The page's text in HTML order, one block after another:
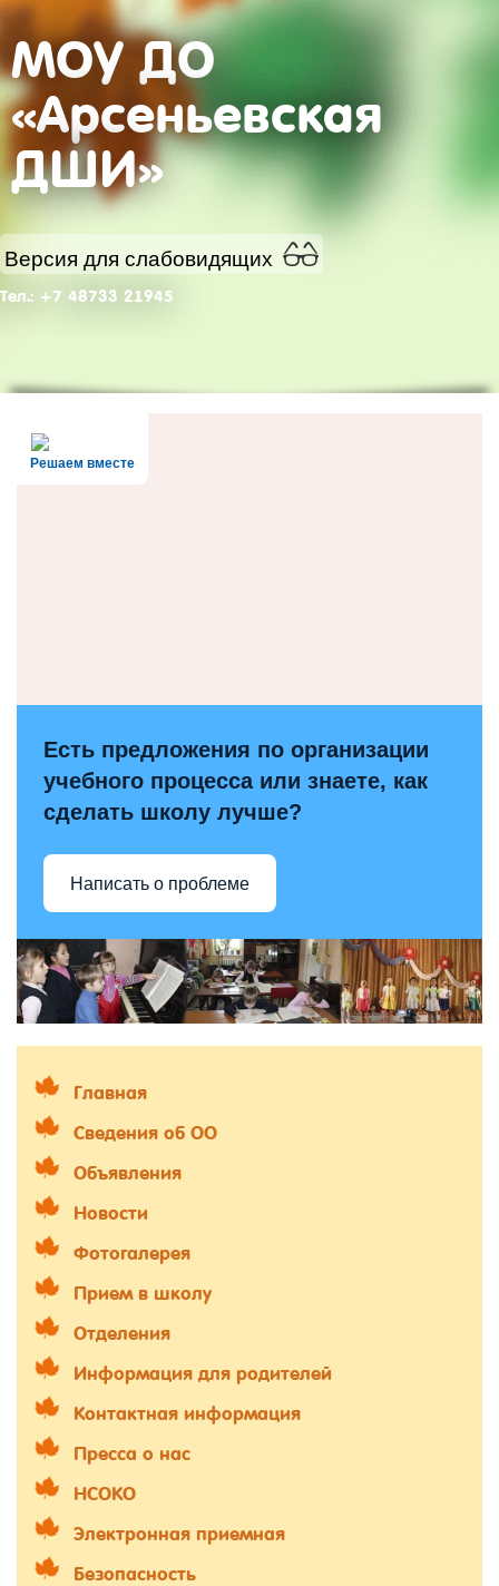
МОУ ДО
«Арсеньевская
ДШИ»
Версия для слабовидящих
Тел.: +7 48733 21945
Решаем вместе
Есть предложения по организации
учебного процесса или знаете, как
сделать школу лучше?
Написать о проблеме
Главная
Сведения об ОО
Объявления
Новости
Фотогалерея
Прием в школу
Отделения
Информация для родителей
Контактная информация
Пресса о нас
НСОКО
Электронная приемная
Безопасность